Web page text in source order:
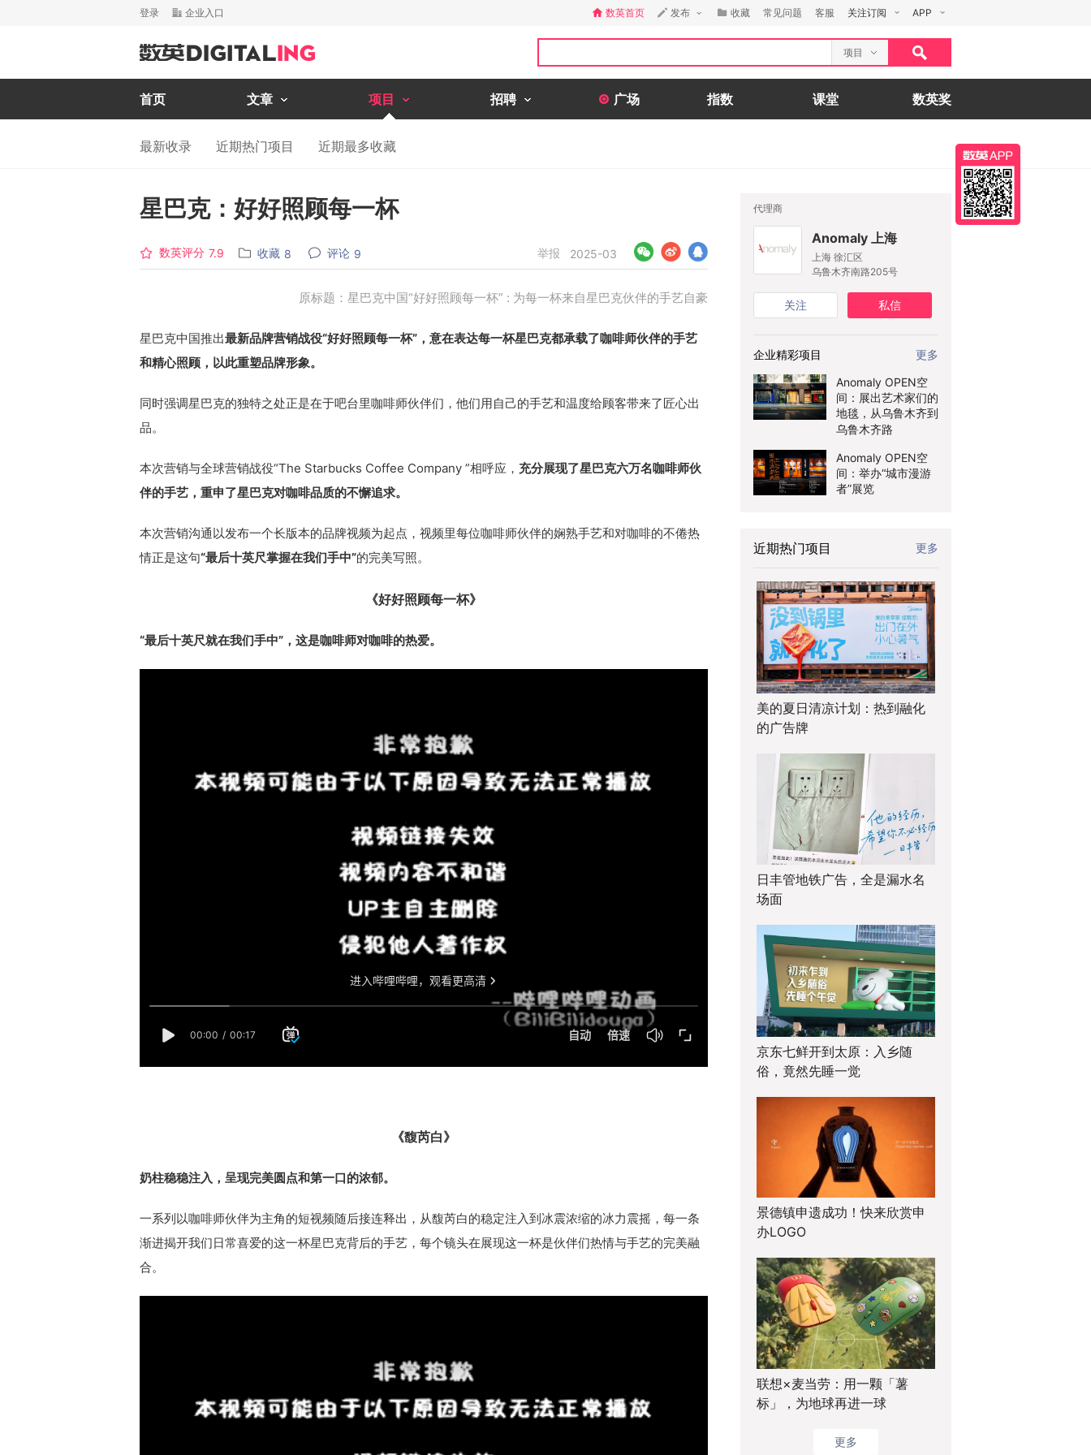
登录 企业入口 数英首页 发布 收藏 常见问题 客服 关注订阅 APP
项目
首页 文章 项目 招聘 广场 指数 课堂 数英奖
最新收录 近期热门项目 近期最多收藏
星巴克：好好照顾每一杯
数英评分 7.9 收藏 8 评论 9 举报 2025-03
原标题：星巴克中国“好好照顾每一杯” : 为每一杯来自星巴克伙伴的手艺自豪
星巴克中国推出最新品牌营销战役“好好照顾每一杯”，意在表达每一杯星巴克都承载了咖啡师伙伴的手艺
和精心照顾，以此重塑品牌形象。
同时强调星巴克的独特之处正是在于吧台里咖啡师伙伴们，他们用自己的手艺和温度给顾客带来了匠心出
品。
本次营销与全球营销战役“The Starbucks Coffee Company ”相呼应， 充分展现了星巴克六万名咖啡师伙
伴的手艺，重申了星巴克对咖啡品质的不懈追求。
本次营销沟通以发布一个长版本的品牌视频为起点，视频里每位咖啡师伙伴的娴熟手艺和对咖啡的不倦热
情正是这句“最后十英尺掌握在我们手中”的完美写照。
《好好照顾每一杯》
“最后十英尺就在我们手中”，这是咖啡师对咖啡的热爱。
《馥芮白》
奶柱稳稳注入，呈现完美圆点和第一口的浓郁。
一系列以咖啡师伙伴为主角的短视频随后接连释出，从馥芮白的稳定注入到冰震浓缩的冰力震摇，每一条
渐进揭开我们日常喜爱的这一杯星巴克背后的手艺，每个镜头在展现这一杯是伙伴们热情与手艺的完美融
合。
代理商
Anomaly 上海
上海 徐汇区
乌鲁木齐南路205号
关注 私信
企业精彩项目 更多
Anomaly OPEN空
间：展出艺术家们的
地毯，从乌鲁木齐到
乌鲁木齐路
Anomaly OPEN空
间：举办“城市漫游
者”展览
近期热门项目 更多
美的夏日清凉计划：热到融化
的广告牌
日丰管地铁广告，全是漏水名
场面
京东七鲜开到太原：入乡随
俗，竟然先睡一觉
景德镇申遗成功！快来欣赏申
办LOGO
联想×麦当劳：用一颗「薯
标」，为地球再进一球
更多